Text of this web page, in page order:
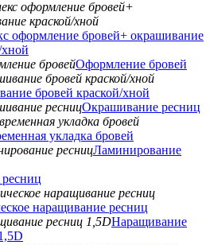
оформление бровей+ окрашивание
хной
Оформление бровей
бровей краской/хной
Окрашивание ресниц
укладка бровей
Ламинирование
наращивание ресниц
Наращивание